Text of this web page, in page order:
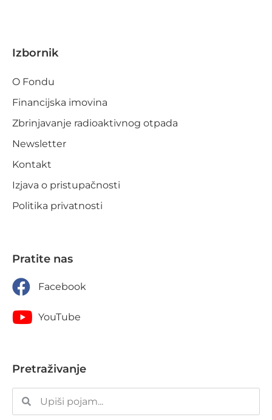
Izbornik
O Fondu
Financijska imovina
Zbrinjavanje radioaktivnog otpada
Newsletter
Kontakt
Izjava o pristupačnosti
Politika privatnosti
Pratite nas
Facebook
YouTube
Pretraživanje